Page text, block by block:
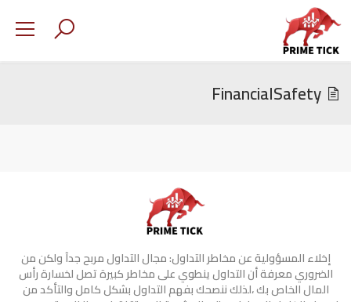
إخلاء المسؤولية عن مخاطر التداول: مجال التداول مربح جدآ ولكن من
الضروري معرفة أن التداول ينطوي على مخاطر كبيرة تصل لخسارة رأس
المال الخاص بك ،لذلك ننصحك بفهم التداول بشكل كامل والتأكد من